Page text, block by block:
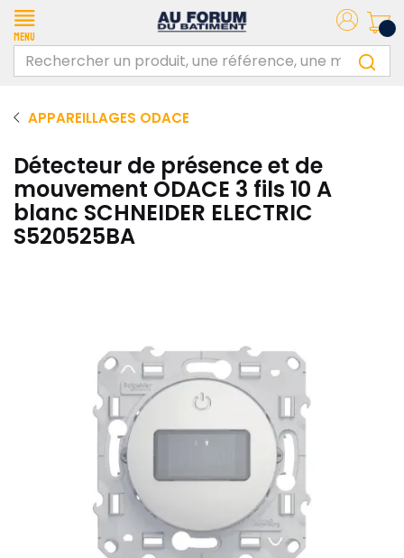
Menu
APPAREILLAGES ODACE
Détecteur de présence et de
mouvement ODACE 3 fils 10 A
blanc SCHNEIDER ELECTRIC
S520525BA